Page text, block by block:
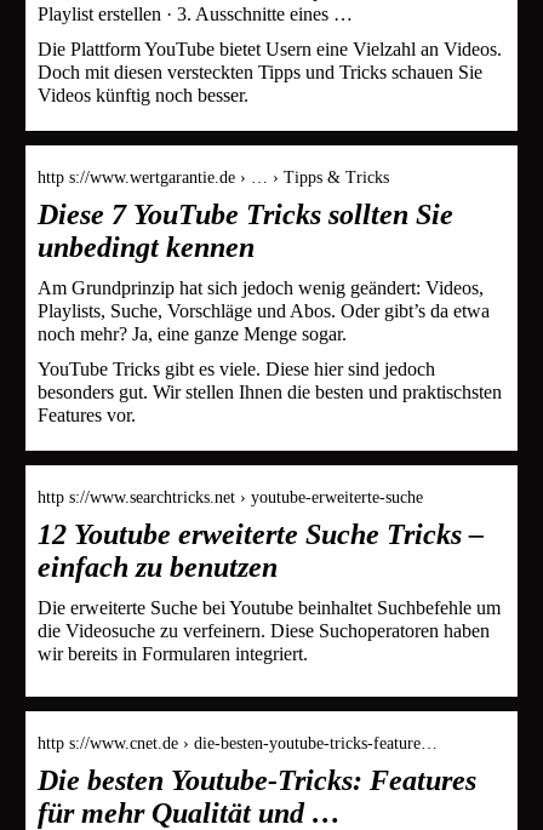
Playlist erstellen · 3. Ausschnitte eines …
Die Plattform YouTube bietet Usern eine Vielzahl an Videos.
Doch mit diesen versteckten Tipps und Tricks schauen Sie
Videos künftig noch besser.
http s://www.wertgarantie.de › … › Tipps & Tricks
Diese 7 YouTube Tricks sollten Sie
unbedingt kennen
Am Grundprinzip hat sich jedoch wenig geändert: Videos,
Playlists, Suche, Vorschläge und Abos. Oder gibt’s da etwa
noch mehr? Ja, eine ganze Menge sogar.
YouTube Tricks gibt es viele. Diese hier sind jedoch
besonders gut. Wir stellen Ihnen die besten und praktischsten
Features vor.
http s://www.searchtricks.net › youtube-erweiterte-suche
12 Youtube erweiterte Suche Tricks –
einfach zu benutzen
Die erweiterte Suche bei Youtube beinhaltet Suchbefehle um
die Videosuche zu verfeinern. Diese Suchoperatoren haben
wir bereits in Formularen integriert.
http s://www.cnet.de › die-besten-youtube-tricks-feature…
Die besten Youtube-Tricks: Features
für mehr Qualität und …